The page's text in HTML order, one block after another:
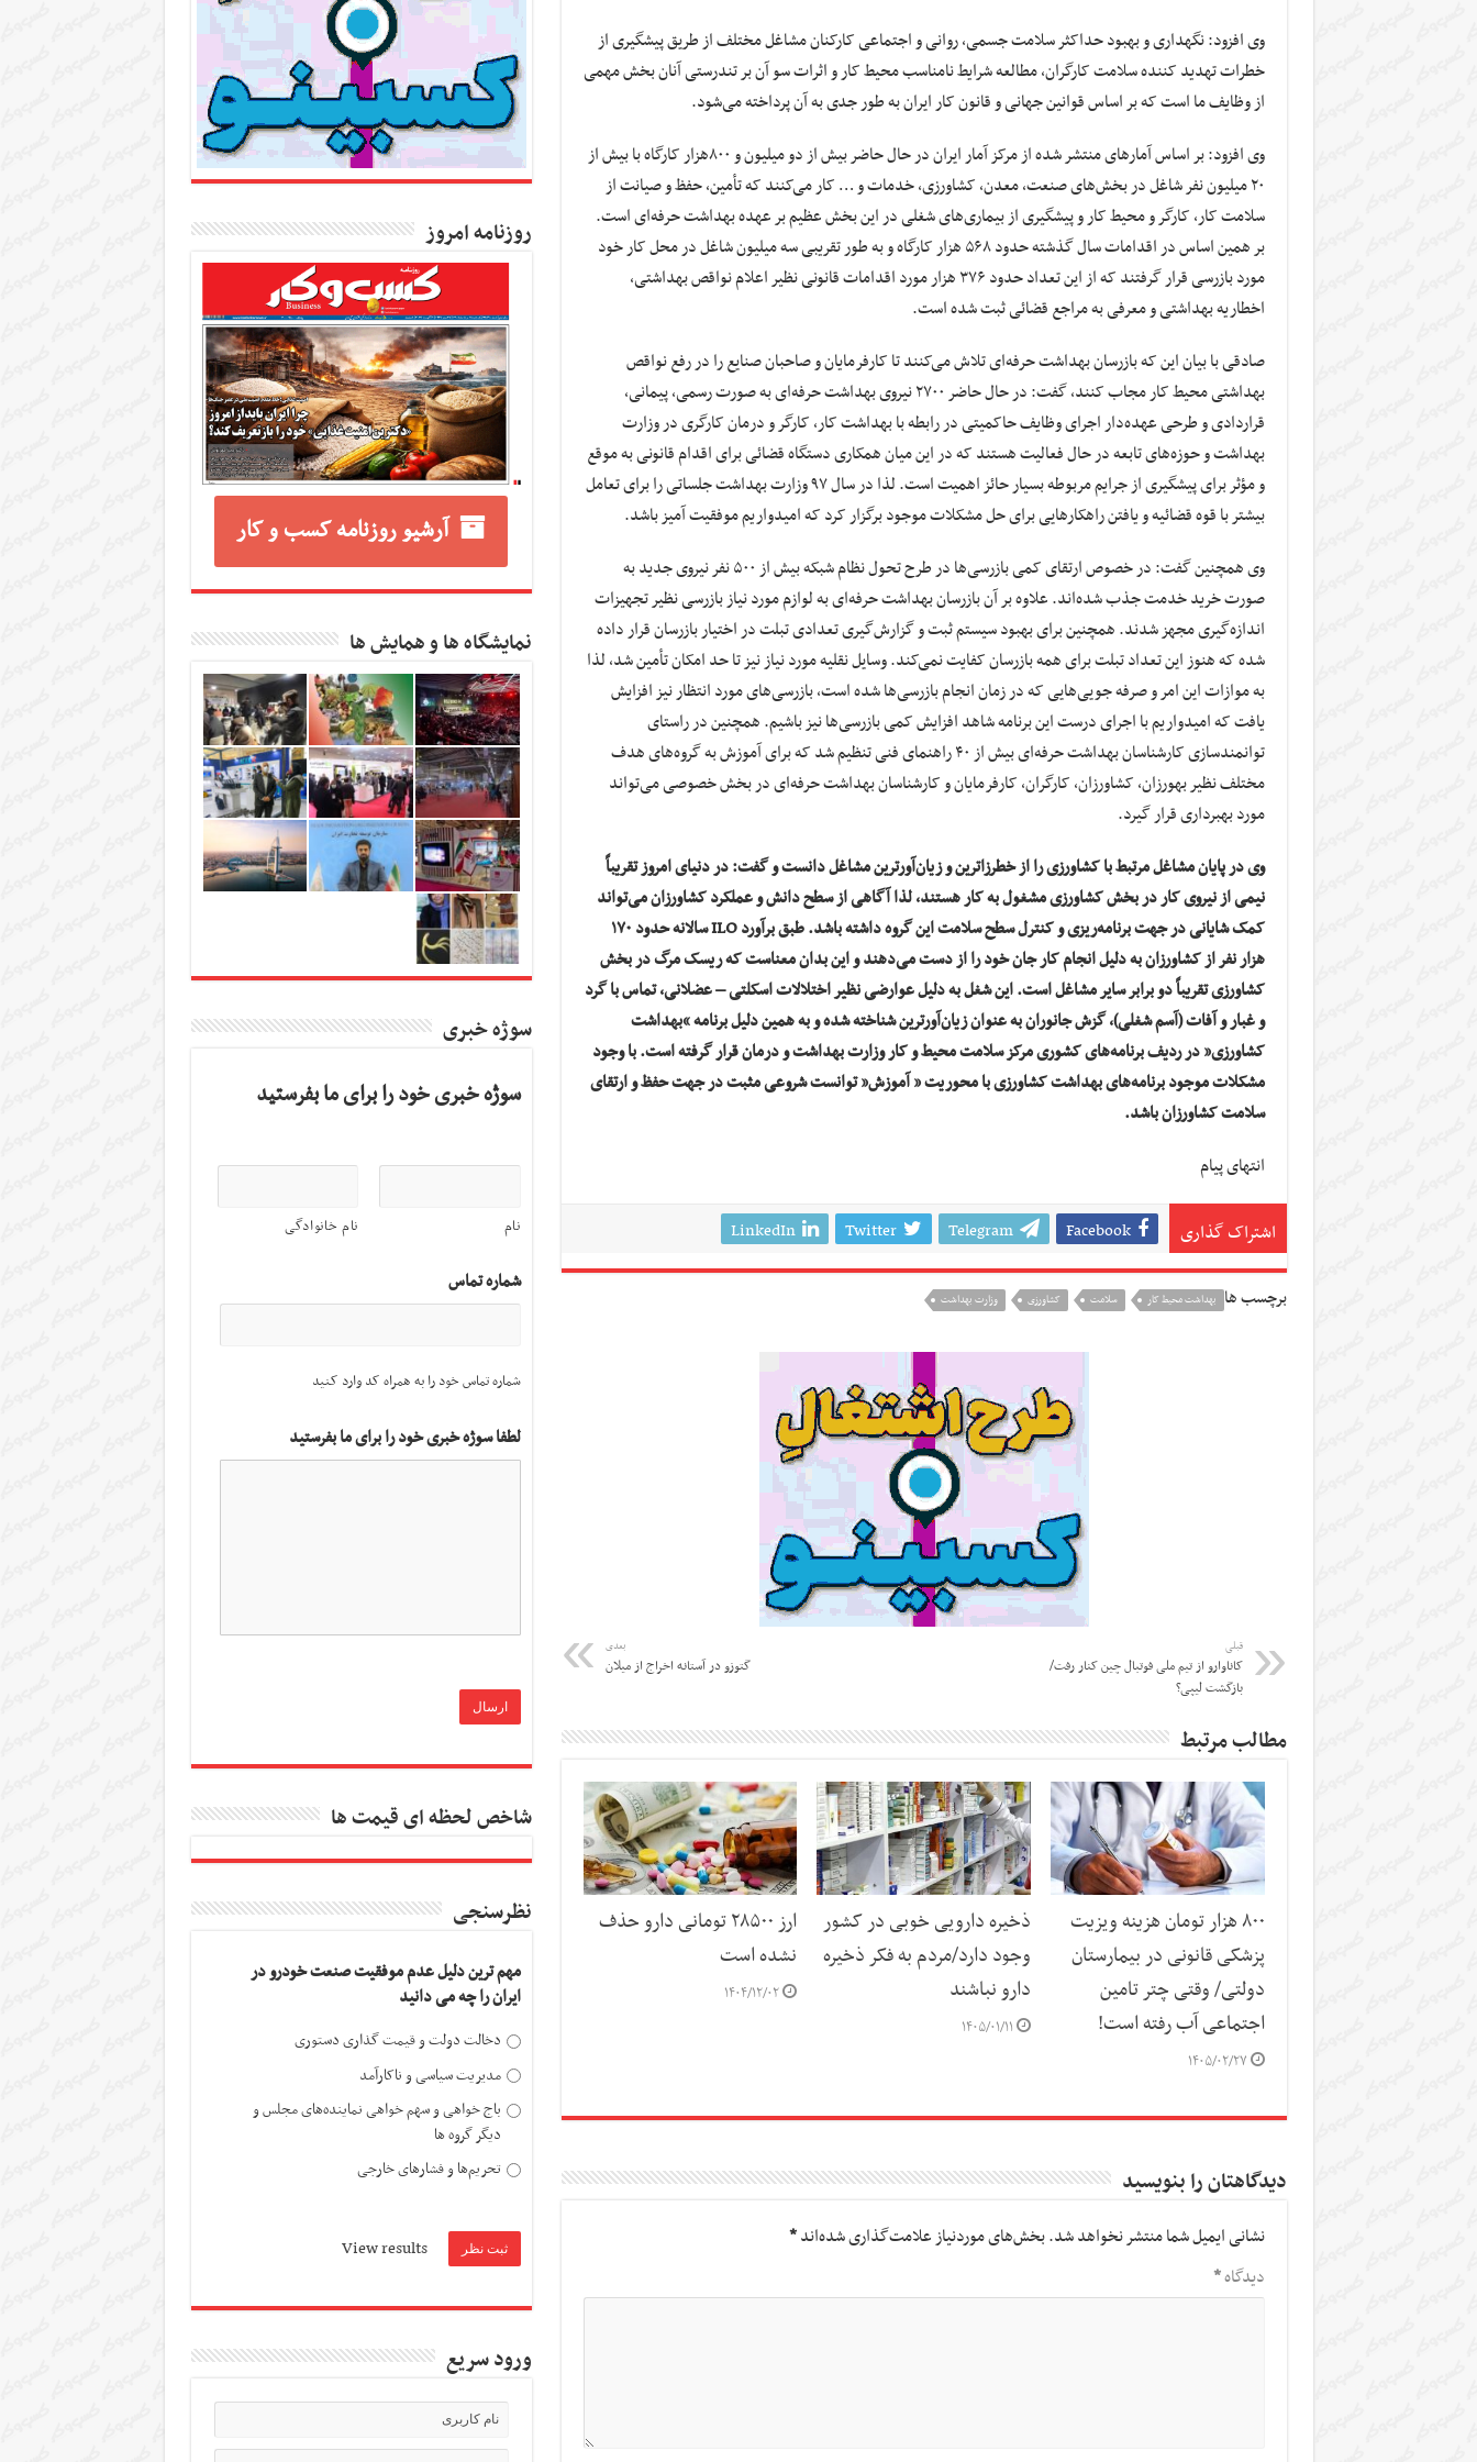
وی افزود: نگهداری و بهبود حداکثر سلامت جسمی، روانی و اجتماعی کارکنان مشاغل مختلف از طریق پیشگیری از
خطرات تهدید کننده سلامت کارگران، مطالعه شرایط نامناسب محیط کار و اثرات سو آن بر تندرستی آنان بخش مهمی
از وظایف ما است که بر اساس قوانین جهانی و قانون کار ایران به طور جدی به آن پرداخته می‌شود.
وی افزود: بر اساس آمارهای منتشر شده از مرکز آمار ایران در حال حاضر بیش از دو میلیون و ۸۰۰هزار کارگاه با بیش از
۲۰ میلیون نفر شاغل در بخش‌های صنعت، معدن، کشاورزی، خدمات و … کار می‌کنند که تأمین، حفظ و صیانت از
سلامت کار، کارگر و محیط کار و پیشگیری از بیماری‌های شغلی در این بخش عظیم بر عهده بهداشت حرفه‌ای است.
بر همین اساس در اقدامات سال گذشته حدود ۵۶۸ هزار کارگاه و به طور تقریبی سه میلیون شاغل در محل کار خود
مورد بازرسی قرار گرفتند که از این تعداد حدود ۳۷۶ هزار مورد اقدامات قانونی نظیر اعلام نواقص بهداشتی،
اخطاریه بهداشتی و معرفی به مراجع قضائی ثبت شده است.
صادقی با بیان این که بازرسان بهداشت حرفه‌ای تلاش می‌کنند تا کارفرمایان و صاحبان صنایع را در رفع نواقص
بهداشتی محیط کار مجاب کنند، گفت: در حال حاضر ۲۷۰۰ نیروی بهداشت حرفه‌ای به صورت رسمی، پیمانی،
قراردادی و طرحی عهده‌دار اجرای وظایف حاکمیتی در رابطه با بهداشت کار، کارگر و درمان کارگری در وزارت
بهداشت و حوزه‌های تابعه در حال فعالیت هستند که در این میان همکاری دستگاه قضائی برای اقدام قانونی به موقع
و مؤثر برای پیشگیری از جرایم مربوطه بسیار حائز اهمیت است. لذا در سال ۹۷ وزارت بهداشت جلساتی را برای تعامل
بیشتر با قوه قضائیه و یافتن راهکارهایی برای حل مشکلات موجود برگزار کرد که امیدواریم موفقیت آمیز باشد.
وی همچنین گفت: در خصوص ارتقای کمی بازرسی‌ها در طرح تحول نظام شبکه بیش از ۵۰۰ نفر نیروی جدید به
صورت خرید خدمت جذب شده‌اند. علاوه بر آن بازرسان بهداشت حرفه‌ای به لوازم مورد نیاز بازرسی نظیر تجهیزات
اندازه‌گیری مجهز شدند. همچنین برای بهبود سیستم ثبت و گزارش‌گیری تعدادی تبلت در اختیار بازرسان قرار داده
شده که هنوز این تعداد تبلت برای همه بازرسان کفایت نمی‌کند. وسایل نقلیه مورد نیاز نیز تا حد امکان تأمین شد، لذا
به موازات این امر و صرفه جویی‌هایی که در زمان انجام بازرسی‌ها شده است، بازرسی‌های مورد انتظار نیز افزایش
یافت که امیدواریم با اجرای درست این برنامه شاهد افزایش کمی بازرسی‌ها نیز باشیم. همچنین در راستای
توانمندسازی کارشناسان بهداشت حرفه‌ای بیش از ۴۰ راهنمای فنی تنظیم شد که برای آموزش به گروه‌های هدف
مختلف نظیر بهورزان، کشاورزان، کارگران، کارفرمایان و کارشناسان بهداشت حرفه‌ای در بخش خصوصی می‌تواند
مورد بهبرداری قرار گیرد.
وی در پایان مشاغل مرتبط با کشاورزی را از خطرزاترین و زیان‌آورترین مشاغل دانست و گفت: در دنیای امروز تقریباً
نیمی از نیروی کار در بخش کشاورزی مشغول به کار هستند، لذا آگاهی از سطح دانش و عملکرد کشاورزان می‌تواند
کمک شایانی در جهت برنامه‌ریزی و کنترل سطح سلامت این گروه داشته باشد. طبق برآورد ILO سالانه حدود ۱۷۰
هزار نفر از کشاورزان به دلیل انجام کار جان خود را از دست می‌دهند و این بدان معناست که ریسک مرگ در بخش
کشاورزی تقریباً دو برابر سایر مشاغل است. این شغل به دلیل عوارضی نظیر اختلالات اسکلتی – عضلانی، تماس با گرد
و غبار و آفات (آسم شغلی)، گزش جانوران به عنوان زیان‌آورترین شناخته شده و به همین دلیل برنامه “بهداشت
کشاورزی” در ردیف برنامه‌های کشوری مرکز سلامت محیط و کار وزارت بهداشت و درمان قرار گرفته است. با وجود
مشکلات موجود برنامه‌های بهداشت کشاورزی با محوریت ” آموزش” توانست شروعی مثبت در جهت حفظ و ارتقای
سلامت کشاورزان باشد.
انتهای پیام
اشتراک گذاری Facebook
Telegram
Twitter
LinkedIn
برچسب ها بهداشت محیط کار سلامت کشاورزی وزارت بهداشت
قبلی
کاناوارو از تیم ملی فوتبال چین کنار رفت/
بازگشت لیپی؟
بعدی
گتوزو در آستانه اخراج از میلان
مطالب مرتبط
۸۰۰ هزار تومان هزینه ویزیت
پزشکی قانونی در بیمارستان
دولتی/ وقتی چتر تامین
اجتماعی آب رفته است!
۱۴۰۵/۰۲/۲۷
ذخیره دارویی خوبی در کشور
وجود دارد/مردم به فکر ذخیره
دارو نباشند
۱۴۰۵/۰۱/۱۱
ارز ۲۸۵۰۰ تومانی دارو حذف
نشده است
۱۴۰۴/۱۲/۰۲
دیدگاهتان را بنویسید
نشانی ایمیل شما منتشر نخواهد شد.بخش‌های موردنیاز علامت‌گذاری شده‌اند*
دیدگاه*
روزنامه امروز
آرشیو روزنامه کسب و کار
نمایشگاه ها و همایش ها
سوژه خبری
سوژه خبری خود را برای ما بفرستید
نام نام خانوادگی
شماره تماس
شماره تماس خود را به همراه کد وارد کنید
لطفا سوژه خبری خود را برای ما بفرستید
شاخص لحظه ای قیمت ها
نظرسنجی
مهم ترین دلیل عدم موفقیت صنعت خودرو در
ایران را چه می دانید
دخالت دولت و قیمت گذاری دستوری
مدیریت سیاسی و ناکارآمد
باج خواهی و سهم خواهی نماینده‌های مجلس و
دیگر گروه ها
تحریم‌ها و فشارهای خارجی
View results
ورود سریع